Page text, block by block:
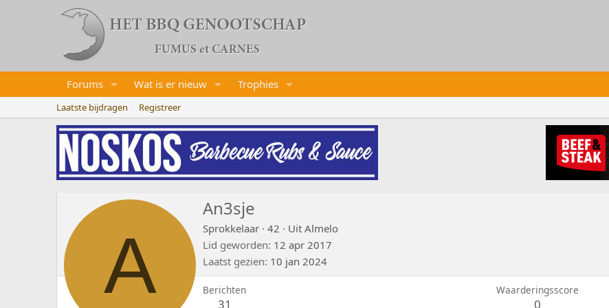
Forums Wat is er nieuw Trophies
Laatste bijdragen Registreer
A
An3sje
Sprokkelaar · 42 · Uit Almelo
Lid geworden 12 apr 2017
Laatst gezien 10 jan 2024
Berichten
31
Waarderingsscore
0